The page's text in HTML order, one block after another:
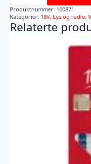
Trueview
arbeidslys
antall
Produktnummer: 100871
Kategorier: 18V, Lys og radio,
Relaterte